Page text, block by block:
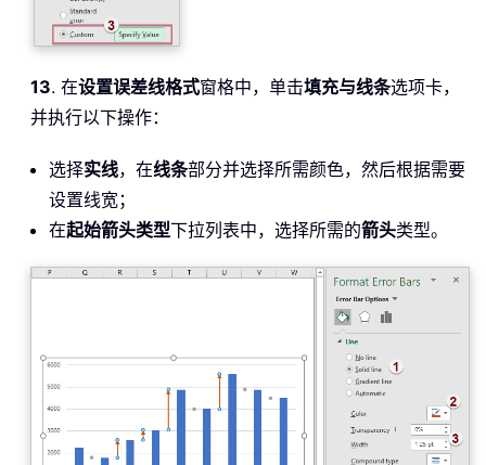
13. 在设置误差线格式窗格中，单击填充与线条选项卡，
并执行以下操作：
选择实线，在线条部分并选择所需颜色，然后根据需要
设置线宽；
在起始箭头类型下拉列表中，选择所需的箭头类型。